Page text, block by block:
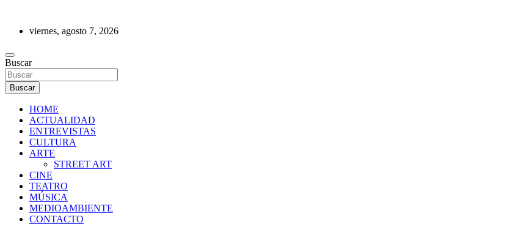
contenidoviernes, agosto 7, 2026
REVISTA DE PRENSA
Buscar
Buscar
HOME
ACTUALIDAD
ENTREVISTAS
CULTURA
ARTE
STREET ART
CINE
TEATRO
MÚSICA
MEDIOAMBIENTE
CONTACTO